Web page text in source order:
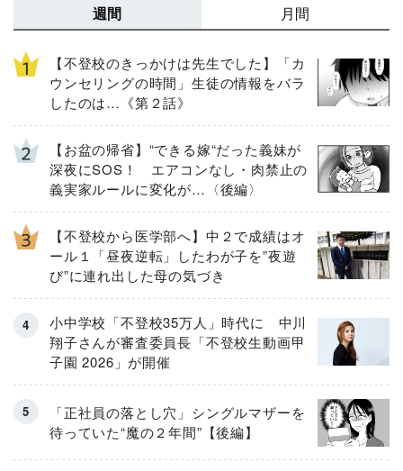
週間 月間
【不登校のきっかけは先生でした】「カ
ウンセリングの時間」生徒の情報をバラ
したのは…《第２話》
【お盆の帰省】“できる嫁“だった義妹が
深夜にSOS！ エアコンなし・肉禁止の
義実家ルールに変化が…〈後編〉
【不登校から医学部へ】中２で成績はオ
ール１「昼夜逆転」したわが子を”夜遊
び”に連れ出した母の気づき
小中学校「不登校35万人」時代に 中川
翔子さんが審査委員長「不登校生動画甲
子園 2026」が開催
「正社員の落とし穴」シングルマザーを
待っていた“魔の２年間”【後編】